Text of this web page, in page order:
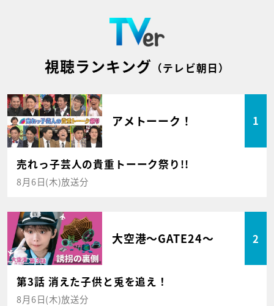
視聴ランキング （テレビ朝日）
アメトーーク！ 1
売れっ子芸人の貴重トーーク祭り!!
8月6日(木)放送分
大空港～GATE24～ 2
第3話 消えた子供と兎を追え！
8月6日(木)放送分